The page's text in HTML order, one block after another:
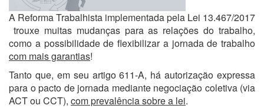
A Reforma Trabalhista implementada pela Lei 13.467/2017
trouxe muitas mudanças para as relações do trabalho,
como a possibilidade de flexibilizar a jornada de trabalho
com mais garantias!
Tanto que, em seu artigo 611-A, há autorização expressa
para o pacto de jornada mediante negociação coletiva (via
ACT ou CCT), com prevalência sobre a lei.
Contato